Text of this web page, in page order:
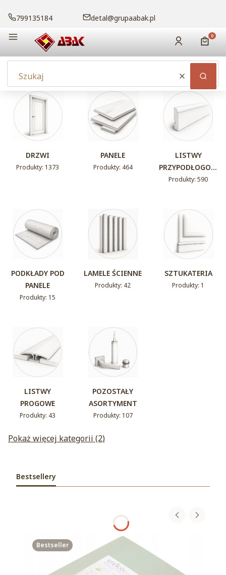
799135184 detal@grupaabak.pl
Menu Zaloguj się
Wyczyść
DRZWI
Produkty: 1373
PANELE
Produkty: 464
LISTWY
PRZYPODŁOGOW
E
Produkty: 590
PODKŁADY POD
PANELE
Produkty: 15
LAMELE ŚCIENNE
Produkty: 42
SZTUKATERIA
Produkty: 1
LISTWY
PROGOWE
Produkty: 43
POZOSTAŁY
ASORTYMENT
Produkty: 107
Pokaż więcej kategorii (2)
Bestsellery
Bestseller